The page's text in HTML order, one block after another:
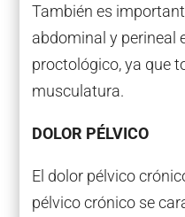
También es
abdominal y perineal
proctológico, ya que
musculatura.
DOLOR PÉLVICO
El dolor pélvico
pélvico crónico se